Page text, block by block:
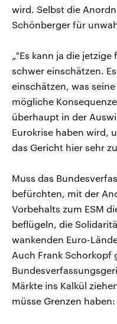
wird. Selbst die
Schönberger für
„"Es kann ja die
schwer einschätzen.
einschätzen, was
mögliche
überhaupt in der
Eurokrise haben wird,
das Gericht hier sehr
Muss das
befürchten, mit der
Vorbehalts zum ESM
beflügeln, die
wankenden Euro-
Auch Frank Schorkopf
Märkte ins Kalkül
müsse Grenzen haben: